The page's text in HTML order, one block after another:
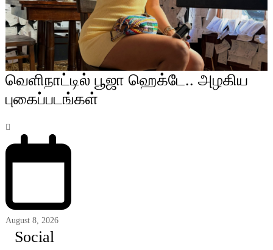
வெளிநாட்டில் பூஜா ஹெக்டே.. அழகிய
புகைப்படங்கள்
August 8, 2026
Social